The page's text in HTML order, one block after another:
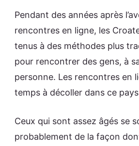
Pendant des années après
rencontres en ligne, les
tenus à des méthodes plus
pour rencontrer des gens, à
personne. Les rencontres en
temps à décoller dans ce
Ceux qui sont assez âgés se
probablement de la façon